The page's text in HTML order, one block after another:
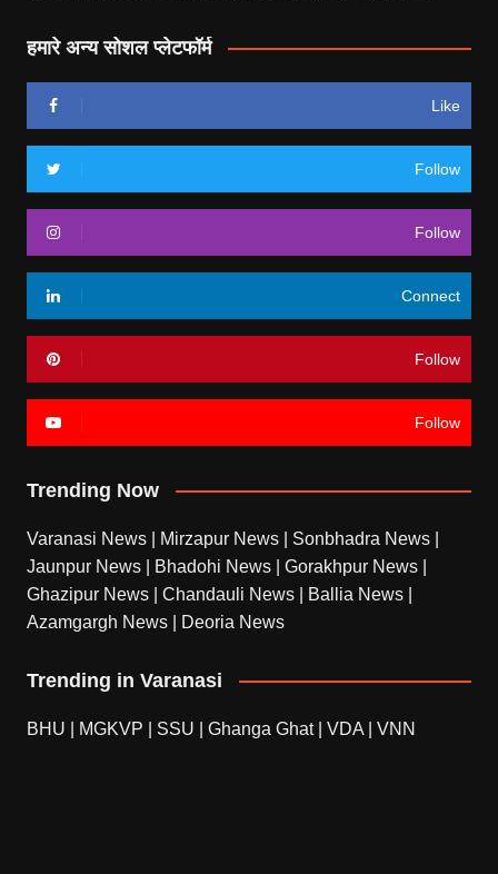
हमारे अन्य सोशल प्लेटफॉर्म
Like
Follow
Follow
Connect
Follow
Follow
Trending Now
Varanasi News Mirzapur News Sonbhadra News
Jaunpur News
Bhadohi News Gorakhpur News
Ghazipur News
Chandauli News Ballia News
Azamgargh News
Deoria News
Trending in Varanasi
BHU MGKVP SSU Ghanga Ghat| VDA VNN